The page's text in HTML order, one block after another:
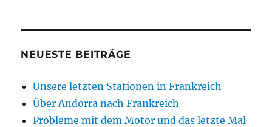
NEUESTE BEITRÄGE
Unsere letzten Stationen in Frankreich
Über Andorra nach Frankreich
Probleme mit dem Motor und das letzte Mal